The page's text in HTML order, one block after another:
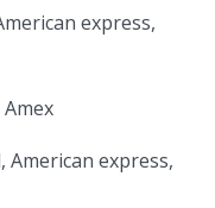
express,
American express,